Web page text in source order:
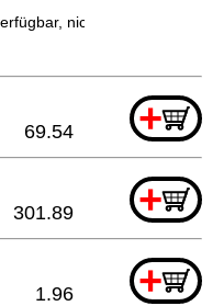
nicht bestellbar
+
69.54
+
301.89
+
1.96